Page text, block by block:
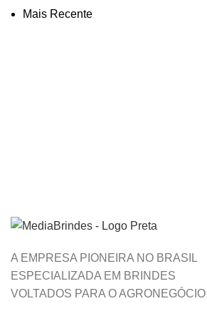
Mais Recente
A EMPRESA PIONEIRA NO BRASIL
ESPECIALIZADA EM BRINDES
VOLTADOS PARA O AGRONEGÓCIO